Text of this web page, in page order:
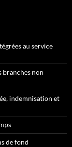
au service
branches non
indemnisation et
de fond